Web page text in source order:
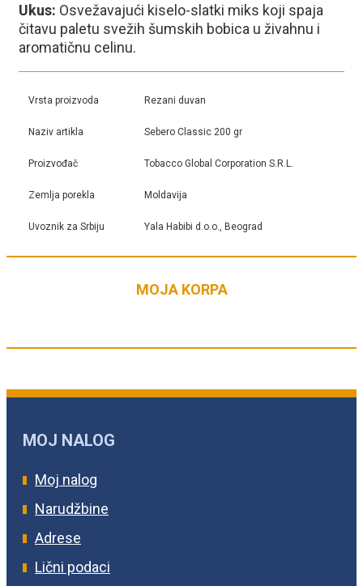
Ukus: Osvežavajući kiselo-slatki miks koji spaja
čitavu paletu svežih šumskih bobica u živahnu i
aromatičnu celinu.
Vrsta proizvoda Rezani duvan
Naziv artikla Sebero Classic 200 gr
Proizvođač Tobacco Global Corporation S.R.L.
Zemlja porekla Moldavija
Uvoznik za Srbiju Yala Habibi d.o.o., Beograd
MOJA KORPA
MOJ NALOG
Moj nalog
Narudžbine
Adrese
Lični podaci